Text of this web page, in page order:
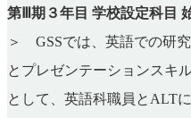
第Ⅲ期３年目 学校設定科目
＞ GSSでは、英語での研
とプレゼンテーションスキ
として、英語科職員とALT